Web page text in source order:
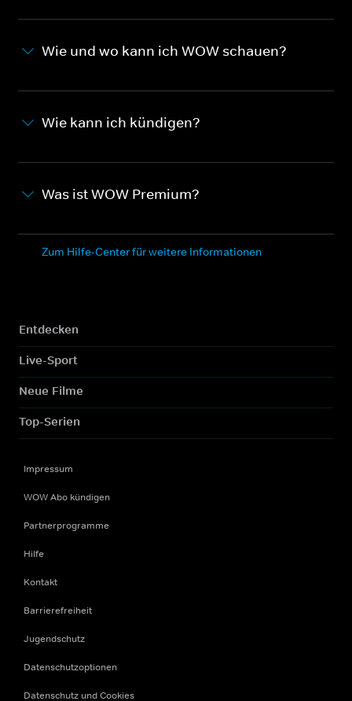
Wie und wo kann ich WOW schauen?
Wie kann ich kündigen?
Was ist WOW Premium?
Zum Hilfe-Center für weitere Informationen
Entdecken
Live-Sport
Neue Filme
Top-Serien
Impressum
WOW Abo kündigen
Partnerprogramme
Hilfe
Kontakt
Barrierefreiheit
Jugendschutz
Datenschutzoptionen
Datenschutz und Cookies